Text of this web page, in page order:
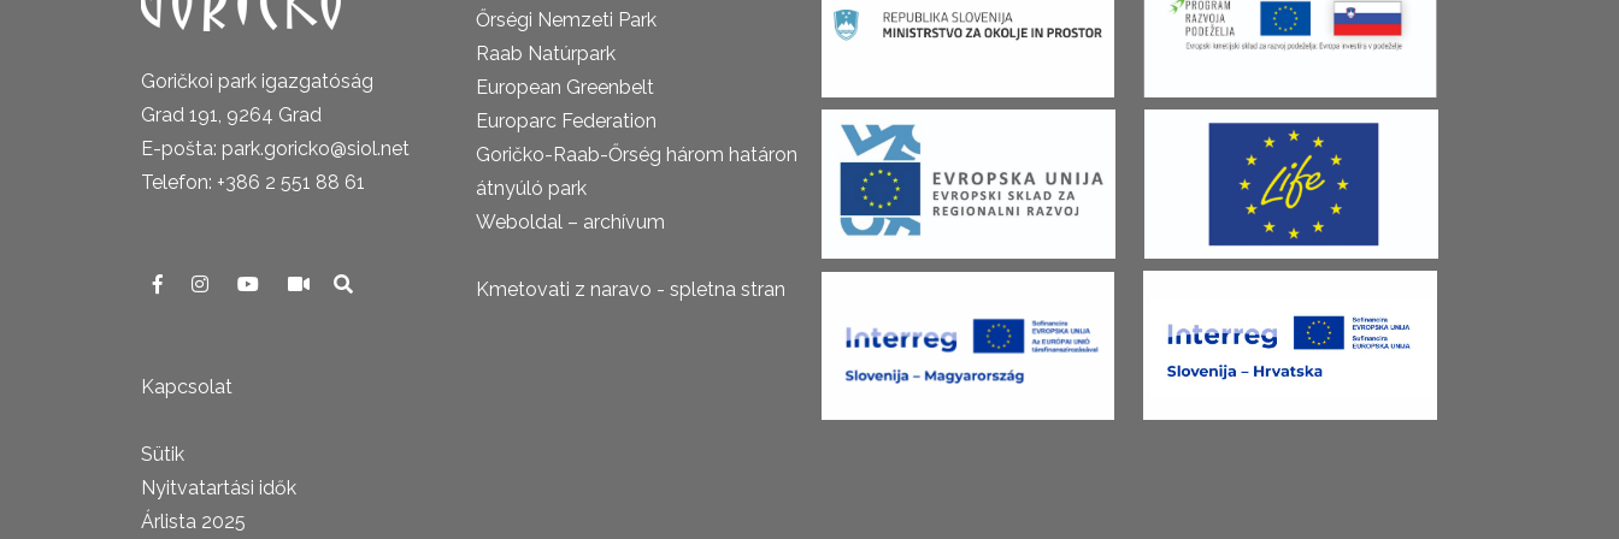
Goričkoi park igazgatóság
Grad 191, 9264 Grad
E-pošta: park.goricko@siol.net
Telefon: +386 2 551 88 61
Kapcsolat
Sütik
Nyitvatartási idők
Árlista 2025
Őrségi Nemzeti Park
Raab Natúrpark
European Greenbelt
Europarc Federation
Goričko-Raab-Őrség három határon
átnyúló park
Weboldal – archívum
Kmetovati z naravo - spletna stran